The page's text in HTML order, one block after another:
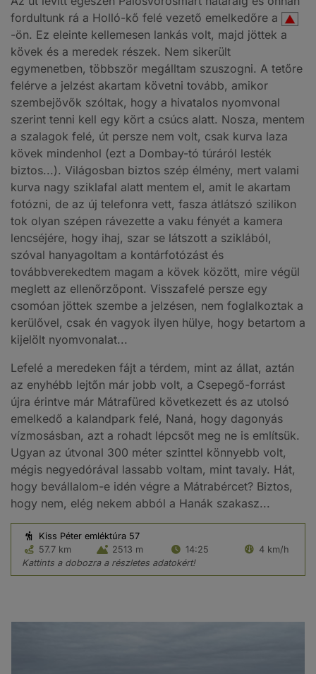
fordultunk rá a Holló-kő felé vezető emelkedőre a
-ön. Ez eleinte kellemesen lankás volt, majd jöttek a
kövek és a meredek részek. Nem sikerült
egymenetben, többször megálltam szuszogni. A tetőre
felérve a jelzést akartam követni tovább, amikor
szembejövők szóltak, hogy a hivatalos nyomvonal
szerint tenni kell egy kört a csúcs alatt. Nosza, mentem
a szalagok felé, út persze nem volt, csak kurva laza
kövek mindenhol (ezt a Dombay-tó túráról lesték
biztos...). Világosban biztos szép élmény, mert valami
kurva nagy sziklafal alatt mentem el, amit le akartam
fotózni, de az új telefonra vett, fasza átlátszó szilikon
tok olyan szépen rávezette a vaku fényét a kamera
lencséjére, hogy ihaj, szar se látszott a sziklából,
szóval hanyagoltam a kontárfotózást és
továbbverekedtem magam a kövek között, mire végül
meglett az ellenőrzőpont. Visszafelé persze egy
csomóan jöttek szembe a jelzésen, nem foglalkoztak a
kerülővel, csak én vagyok ilyen hülye, hogy betartom a
kijelölt nyomvonalat...
Lefelé a meredeken fájt a térdem, mint az állat, aztán
az enyhébb lejtőn már jobb volt, a Csepegő-forrást
újra érintve már Mátrafüred következett és az utolsó
emelkedő a kalandpark felé, Naná, hogy dagonyás
vízmosásban, azt a rohadt lépcsőt meg ne is említsük.
Ugyan az útvonal 300 méter szinttel könnyebb volt,
mégis negyedórával lassabb voltam, mint tavaly. Hát,
hogy bevállalom-e idén végre a Mátrabércet? Biztos,
hogy nem, elég nekem abból a Hanák szakasz...
Kiss Péter emléktúra 57
57.7 km
2513 m 14:25
4 km/h
Kattints a dobozra a részletes adatokért!